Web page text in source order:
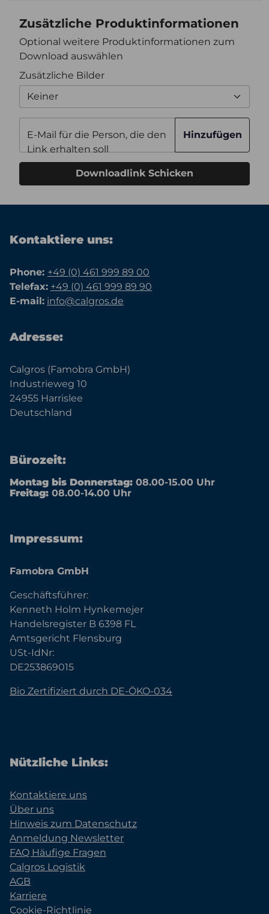
Zusätzliche Produktinformationen
Optional weitere Produktinformationen zum
Download auswählen
Zusätzliche Bilder
Keiner
E-Mail für die Person, die den
Link erhalten soll
Hinzufügen
Downloadlink Schicken
Kontaktiere uns:
Phone: +49 (0) 461 999 89 00
Telefax: +49 (0) 461 999 89 90
E-mail: info@calgros.de
Adresse:
Calgros (Famobra GmbH)
Industrieweg 10
24955 Harrislee
Deutschland
Bürozeit:
Montag bis Donnerstag: 08.00-15.00 Uhr
Freitag: 08.00-14.00 Uhr
Impressum:
Famobra GmbH
Geschäftsführer:
Kenneth Holm Hynkemejer
Handelsregister B 6398 FL
Amtsgericht Flensburg
USt-IdNr:
DE253869015
Bio Zertifiziert durch DE-ÖKO-034
Nützliche Links:
Kontaktiere uns
Über uns
Hinweis zum Datenschutz
Anmeldung Newsletter
FAQ Häufige Fragen
Calgros Logistik
AGB
Karriere
Cookie-Richtlinie